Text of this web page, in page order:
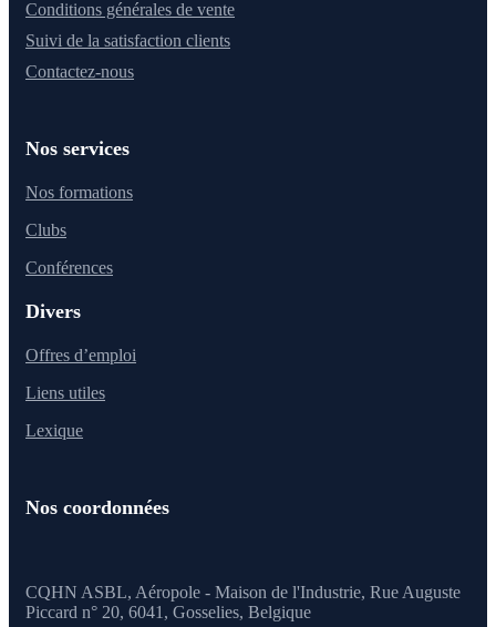
Conditions générales de vente
Suivi de la satisfaction clients
Contactez-nous
Nos services
Nos formations
Clubs
Conférences
Divers
Offres d’emploi
Liens utiles
Lexique
Nos coordonnées
CQHN ASBL, Aéropole - Maison de l'Industrie, Rue Auguste
Piccard n° 20, 6041, Gosselies, Belgique